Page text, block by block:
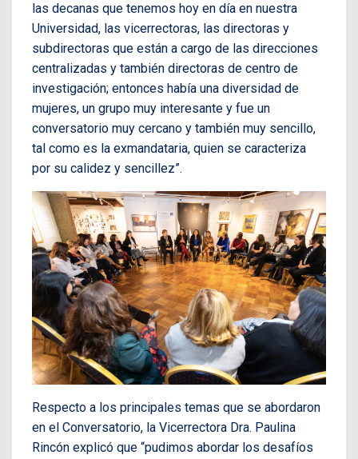
las decanas que tenemos hoy en día en nuestra
Universidad, las vicerrectoras, las directoras y
subdirectoras que están a cargo de las direcciones
centralizadas y también directoras de centro de
investigación; entonces había una diversidad de
mujeres, un grupo muy interesante y fue un
conversatorio muy cercano y también muy sencillo,
tal como es la exmandataria, quien se caracteriza
por su calidez y sencillez”.
Respecto a los principales temas que se abordaron
en el Conversatorio, la Vicerrectora Dra. Paulina
Rincón explicó que “pudimos abordar los desafíos